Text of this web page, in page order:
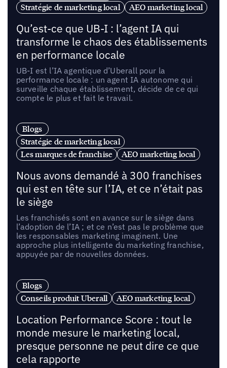
Stratégie de marketing local AEO marketing local
Qu’est-ce que UB-I : l’agent IA qui
transforme le chaos des établissements
en performance locale
UB-I est l’IA agentique d’Uberall pour la
performance locale : un agent IA autonome qui
surveille chaque établissement, décide de ce qui
compte le plus et fait le travail.
Blogs
Stratégie de marketing local
Les marques de franchise
AEO marketing local
Nous avons demandé à 300 franchises
qui est en tête sur l’IA, et ce n’était pas
le siège
Les franchisés sont en avance sur le siège dans
l’adoption de l’IA ; et ce n’est pas le problème que
les responsables marketing imaginent. Une
approche plus intelligente du marketing franchise,
appuyée par de nouvelles données.
Blogs
Conseils produit Uberall
AEO marketing local
Location Performance Score : tout le
monde mesure le marketing local,
presque personne ne peut dire ce que
cela rapporte